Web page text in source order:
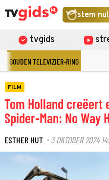
stem nu!
tvgids
GOUDEN TELEVIZIER-RING
FILM
Tom Holland creëert
Spider-Man: No Way
ESTHER HUT · 3 OKTOBER 2024